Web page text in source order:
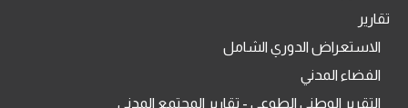
تقارير
الاستعراض الدوري الشامل
الفضاء المدني
التقرير الوطني الطوعي - تقارير المجتمع المدني